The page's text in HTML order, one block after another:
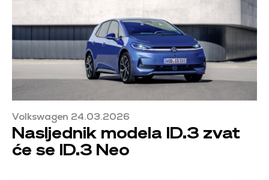
Volkswagen 24.03.2026
Nasljednik modela ID.3 zvat
će se ID.3 Neo